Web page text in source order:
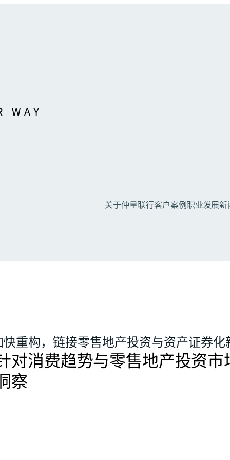
关于仲量联行客户案例职业发展新
重构，链接零售地产投资与资产证券化
对消费趋势与零售地产投资市
察